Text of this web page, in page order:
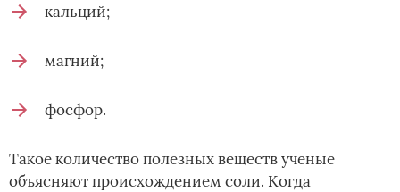
кальций;
магний;
фосфор.
Такое количество полезных веществ ученые
объясняют происхождением соли. Когда